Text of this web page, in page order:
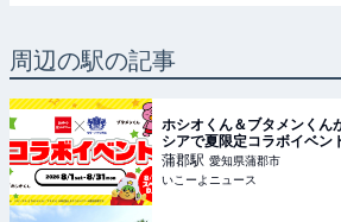
周辺の駅の記事
ホシオくん＆ブタメンくん
シアで夏限定コラボイベン
蒲郡駅 愛知県蒲郡市
いこーよニュース